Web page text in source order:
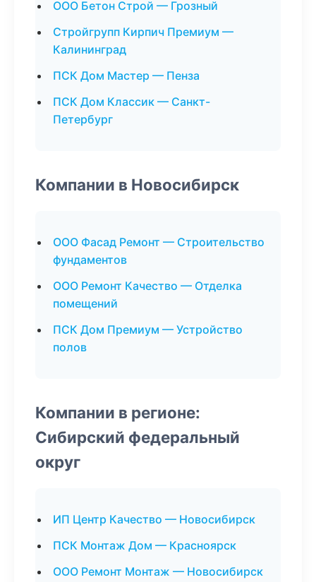
ООО Бетон Строй — Грозный
Стройгрупп Кирпич Премиум —
Калининград
ПСК Дом Мастер — Пенза
ПСК Дом Классик — Санкт-
Петербург
Компании в Новосибирск
ООО Фасад Ремонт — Строительство
фундаментов
ООО Ремонт Качество — Отделка
помещений
ПСК Дом Премиум — Устройство
полов
Компании в регионе:
Сибирский федеральный
округ
ИП Центр Качество — Новосибирск
ПСК Монтаж Дом — Красноярск
ООО Ремонт Монтаж — Новосибирск